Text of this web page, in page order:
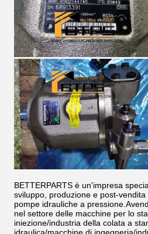
BETTERPARTS è un'impresa
sviluppo, produzione e post-
pompe idrauliche a
nel settore delle macchine per lo
iniezione/industria della colata a
idraulica/macchine di ingegneria/